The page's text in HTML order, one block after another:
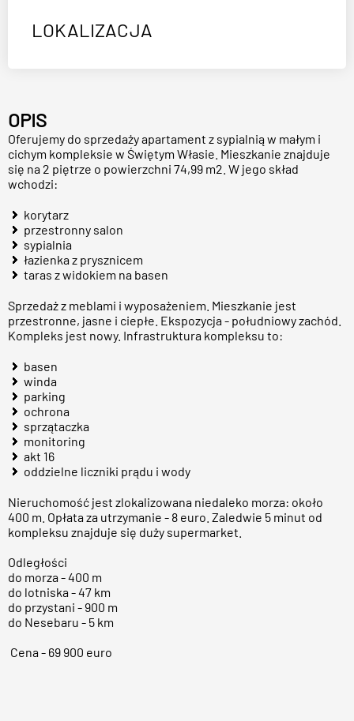
LOKALIZACJA
OPIS
Oferujemy do sprzedaży apartament z sypialnią w małym i
cichym kompleksie w Świętym Własie. Mieszkanie znajduje
się na 2 piętrze o powierzchni 74,99 m2. W jego skład
wchodzi:
korytarz
przestronny salon
sypialnia
łazienka z prysznicem
taras z widokiem na basen
Sprzedaż z meblami i wyposażeniem. Mieszkanie jest
przestronne, jasne i ciepłe. Ekspozycja - południowy zachód.
Kompleks jest nowy. Infrastruktura kompleksu to:
basen
winda
parking
ochrona
sprzątaczka
monitoring
akt 16
oddzielne liczniki prądu i wody
Nieruchomość jest zlokalizowana niedaleko morza: około
400 m. Opłata za utrzymanie - 8 euro. Zaledwie 5 minut od
kompleksu znajduje się duży supermarket.
Odległości
do morza - 400 m
do lotniska - 47 km
do przystani - 900 m
do Nesebaru - 5 km
Cena - 69 900 euro